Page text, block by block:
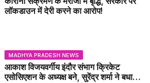
लॉकडाउन में देरी करने का आरोप!
MADHYA PRADESH NEWS
आकाश विजयवर्गीय इंदौर संभाग क्रिकेट
एसोसिएशन के अध्यक्ष बने, सुरेंद्र शर्मा ने बधाई